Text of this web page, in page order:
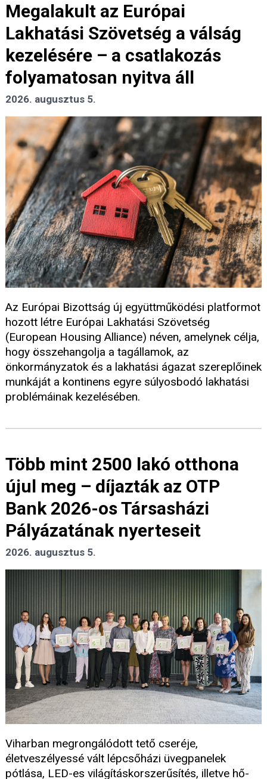
Megalakult az Európai
Lakhatási Szövetség a válság
kezelésére – a csatlakozás
folyamatosan nyitva áll
2026. augusztus 5.
Az Európai Bizottság új együttműködési platformot
hozott létre Európai Lakhatási Szövetség
(European Housing Alliance) néven, amelynek célja,
hogy összehangolja a tagállamok, az
önkormányzatok és a lakhatási ágazat szereplőinek
munkáját a kontinens egyre súlyosbodó lakhatási
problémáinak kezelésében.
Több mint 2500 lakó otthona
újul meg – díjazták az OTP
Bank 2026-os Társasházi
Pályázatának nyerteseit
2026. augusztus 5.
Viharban megrongálódott tető cseréje,
életveszélyessé vált lépcsőházi üvegpanelek
pótlása, LED-es világításkorszerűsítés, illetve hő-